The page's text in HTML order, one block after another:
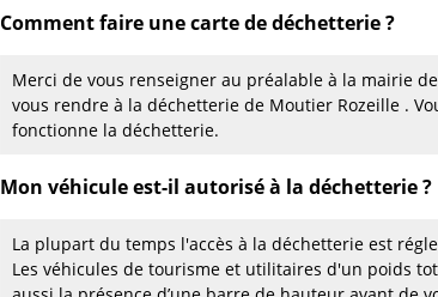
Comment faire une carte de déchetterie ?
Merci de vous renseigner au préalable à la mairie
vous rendre à la déchetterie de Moutier Rozeille .
fonctionne la déchetterie.
Mon véhicule est-il autorisé à la déchetterie ?
La plupart du temps l'accès à la déchetterie est
Les véhicules de tourisme et utilitaires d'un poids